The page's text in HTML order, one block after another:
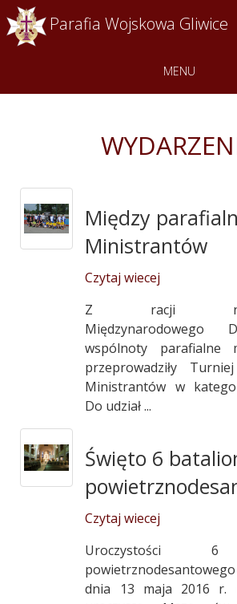
Parafia Wojskowa Gliwice
MENU
Między
Ministrantów
Czytaj wiecej
Z racji
Międzynarodowego
wspólnoty parafialne
przeprowadziły
Ministrantów w
Do udział ...
Święto 6
Czytaj wiecej
Uroczystości 6
dnia 13 maja 2016 r.